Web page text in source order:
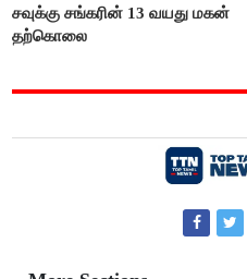
சவுக்கு சங்கரின் 13 வயது மகன்
தற்கொலை